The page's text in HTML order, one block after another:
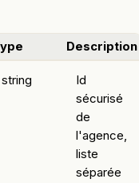
Description
string
Id
sécurisé
de
l'agence,
liste
séparée